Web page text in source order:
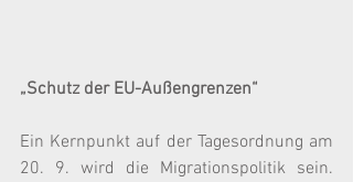
„Schutz der EU-Außengrenzen“
Ein Kernpunkt auf der Tagesordnung am
20. 9. wird die Migrationspolitik sein.